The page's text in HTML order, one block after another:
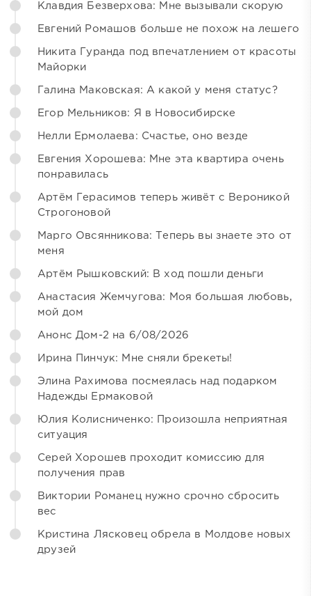
Клавдия Безверхова: Мне вызывали скорую
Евгений Ромашов больше не похож на лешего
Никита Гуранда под впечатлением от красоты
Майорки
Галина Маковская: А какой у меня статус?
Егор Мельников: Я в Новосибирске
Нелли Ермолаева: Счастье, оно везде
Евгения Хорошева: Мне эта квартира очень
понравилась
Артём Герасимов теперь живёт с Вероникой
Строгоновой
Марго Овсянникова: Теперь вы знаете это от
меня
Артём Рышковский: В ход пошли деньги
Анастасия Жемчугова: Моя большая любовь,
мой дом
Анонс Дом-2 на 6/08/2026
Ирина Пинчук: Мне сняли брекеты!
Элина Рахимова посмеялась над подарком
Надежды Ермаковой
Юлия Колисниченко: Произошла неприятная
ситуация
Серей Хорошев проходит комиссию для
получения прав
Виктории Романец нужно срочно сбросить
вес
Кристина Лясковец обрела в Молдове новых
друзей